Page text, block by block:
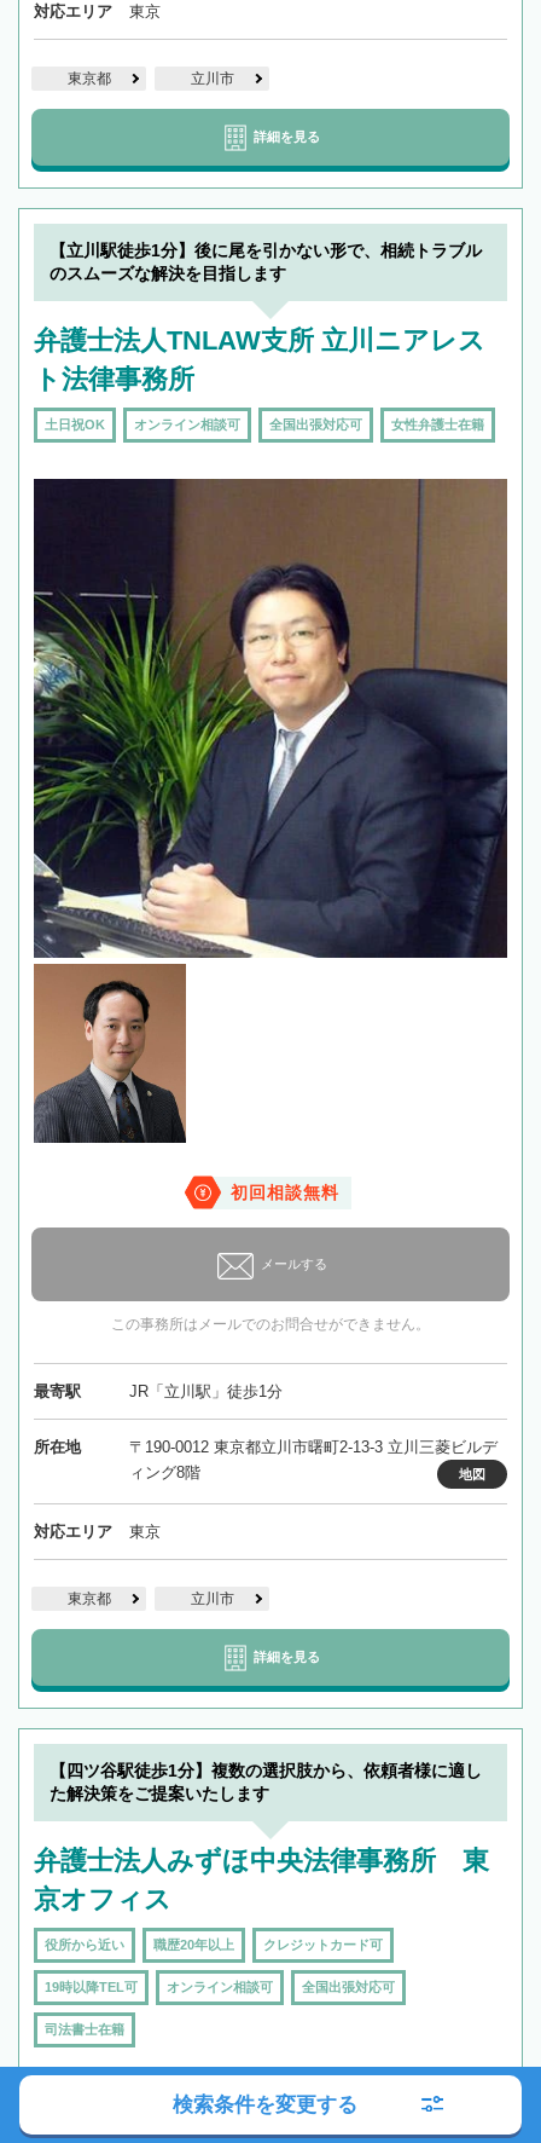
対応エリア 東京
東京都 立川市
詳細を見る
【立川駅徒歩1分】後に尾を引かない形で、相続トラブル
のスムーズな解決を目指します
弁護士法人TNLAW支所 立川ニアレス
ト法律事務所
土日祝OK オンライン相談可 全国出張対応可 女性弁護士在籍
初回相談無料
メールする
この事務所はメールでのお問合せができません。
最寄駅 JR「立川駅」徒歩1分
所在地
〒190-0012 東京都立川市曙町2-13-3 立川三菱ビルデ
ィング8階
地図
対応エリア 東京
東京都 立川市
詳細を見る
【四ツ谷駅徒歩1分】複数の選択肢から、依頼者様に適し
た解決策をご提案いたします
弁護士法人みずほ中央法律事務所 東
京オフィス
役所から近い 職歴20年以上 クレジットカード可
19時以降TEL可 オンライン相談可 全国出張対応可
司法書士在籍
検索条件を変更する